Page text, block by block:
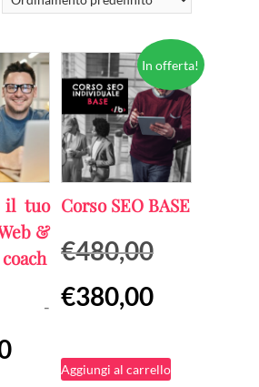
il tuo
&
-
In offerta!
Corso SEO BASE
€480,00
originale
€480,00.
€380,00
è:
Aggiungi al carrello